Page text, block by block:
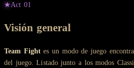
★Act 01
Visión general
Team Fightes un modo de juego
del juego. Listado junto a los modos